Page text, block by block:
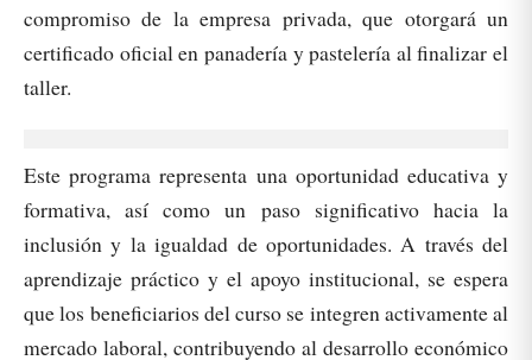
compromiso de la empresa privada, que otorgará un
certificado oficial en panadería y pastelería al finalizar el
taller.
Este programa representa una oportunidad educativa y
formativa, así como un paso significativo hacia la
inclusión y la igualdad de oportunidades. A través del
aprendizaje práctico y el apoyo institucional, se espera
que los beneficiarios del curso se integren activamente al
mercado laboral, contribuyendo al desarrollo económico